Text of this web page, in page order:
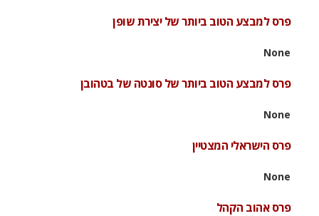
פרס למבצע הטוב ביותר של יצירת שופן
None
פרס למבצע הטוב ביותר של סונטה של בטהובן
None
פרס הישראלי המצטיין
None
פרס אהוב הקהל